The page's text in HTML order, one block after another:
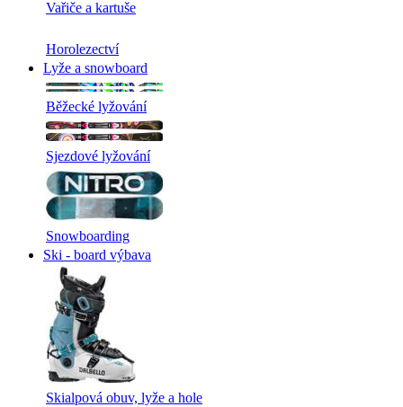
Vařiče a kartuše
Horolezectví
Lyže a snowboard
Běžecké lyžování
Sjezdové lyžování
Snowboarding
Ski - board výbava
Skialpová obuv, lyže a hole